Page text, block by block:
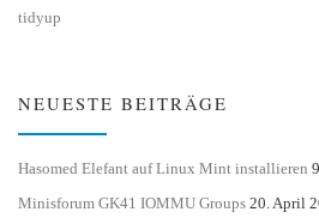
tidyup
NEUESTE BEITRÄGE
Hasomed Elefant auf Linux Mint installieren
Minisforum GK41 IOMMU Groups 20. April